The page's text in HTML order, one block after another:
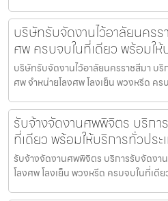
บริษัทรับจัดงานไว้อาลัยนคร
ศพ ครบจบในที่เดียว พร้อมให้
บริษัทรับจัดงานไว้อาลัยนครราชสีมา บ
ศพ จำหน่ายโลงศพ โลงเย็น พวงหรีด ค
รับจ้างจัดงานศพพิจิตร บริก
ที่เดียว พร้อมให้บริการทั่วประ
รับจ้างจัดงานศพพิจิตร บริการรับจัดงา
โลงศพ โลงเย็น พวงหรีด ครบจบในที่เดี